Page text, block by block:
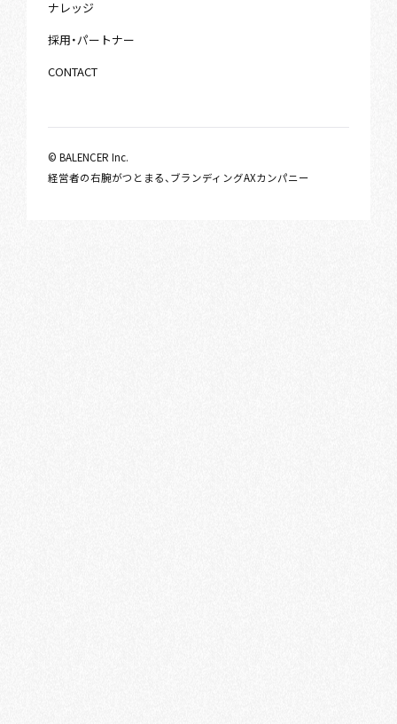
ナレッジ
採用・パートナー
CONTACT
© BALENCER Inc.
経営者の右腕がつとまる、ブランディングAXカンパニー